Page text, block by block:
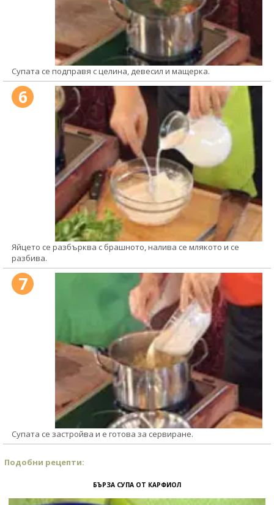
Супата се подправя с целина, девесил и мащерка.
6
Яйцето се разбърква с брашното, налива се млякото и се
разбива.
7
Супата се застройва и е готова за сервиране.
Подобни рецепти:
БЪРЗА СУПА ОТ КАРФИОЛ